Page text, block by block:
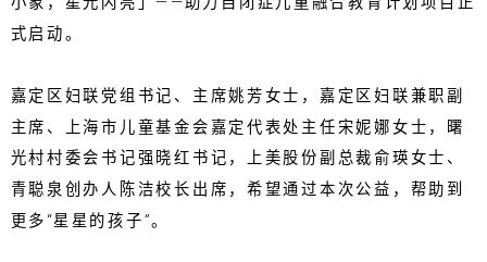
式启动。
嘉定区妇联党组书记、主席姚芳女士，嘉定区妇联兼职副
主席、上海市儿童基金会嘉定代表处主任宋妮娜女士，曙
光村村委会书记强晓红书记，上美股份副总裁俞瑛女士、
青聪泉创办人陈洁校长出席，希望通过本次公益，帮助到
更多“星星的孩子”。